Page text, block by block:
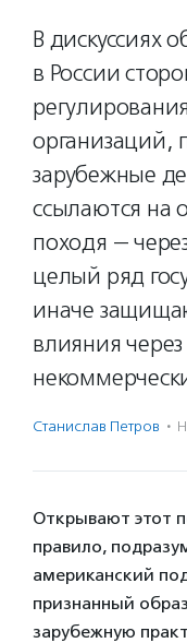
В дискуссиях
в России
организаций,
зарубежные
ссылаются на
походя —
целый ряд
иначе
влияния
Станислав Петров ·
Открывают этот
правило,
американский
признанный
зарубежную